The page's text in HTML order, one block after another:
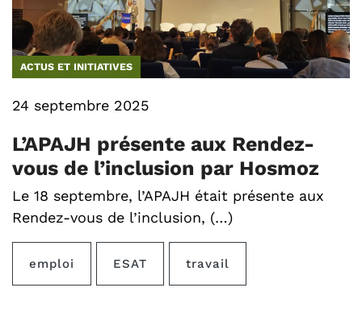
ACTUS ET INITIATIVES
24 septembre 2025
L’APAJH présente aux Rendez-
vous de l’inclusion par Hosmoz
Le 18 septembre, l’APAJH était présente aux
Rendez-vous de l’inclusion, (…)
emploi ESAT travail